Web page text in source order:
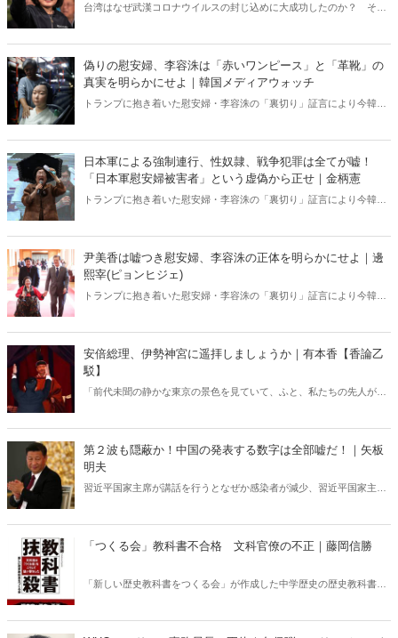
台湾はなぜ武漢コロナウイルスの封じ込めに大成功したのか？ その
い！日本はもっと親日国・台湾に目を向け日台関係を強化すべきだ！
偽りの慰安婦、李容洙は「赤いワンピース」と「革靴」の
真実を明らかにせよ｜韓国メディアウォッチ
トランプに抱き着いた慰安婦・李容洙の「裏切り」証言により今韓国
けてきた韓国保守系サイト・メディアウォッチの記事が注目を集めて
いる。以下、日本語訳して緊急配信①！
日本軍による強制連行、性奴隷、戦争犯罪は全てが嘘！
「日本軍慰安婦被害者」という虚偽から正せ｜金柄憲
トランプに抱き着いた慰安婦・李容洙の「裏切り」証言により今韓国
を追及し続けてきた韓国保守系サイト・メディアウォッチの記事が注
目を集めている。以下、日本語訳して緊急配信②！
尹美香は嘘つき慰安婦、李容洙の正体を明らかにせよ｜邊
熙宰(ピョンヒジェ)
トランプに抱き着いた慰安婦・李容洙の「裏切り」証言により今韓国
けてきた韓国保守系サイト・メディアウォッチの記事が注目を集めて
いる。以下、日本語訳して緊急配信③！
安倍総理、伊勢神宮に遥拝しましょうか｜有本香【香論乙
駁】
「前代未聞の静かな東京の景色を見ていて、ふと、私たちの先人が
にあった――。コロナウイルス禍に揺れる日本を新たな視点で、読み
解く！
第２波も隠蔽か！中国の発表する数字は全部嘘だ！｜矢板
明夫
習近平国家主席が講話を行うとなぜか感染者が減少、習近平国家主席
ロナ数字」の嘘とその背後に隠された真相を暴く！日本のメディア
よ、これでもまだ中国の発表する数字をそのまま報じるのか？
「つくる会」教科書不合格 文科官僚の不正｜藤岡信勝
「新しい歴史教科書をつくる会」が作成した中学歴史の歴史教科書が
果と不正の内容の告発第一弾！（初出：『Hanada』2020年4月号）